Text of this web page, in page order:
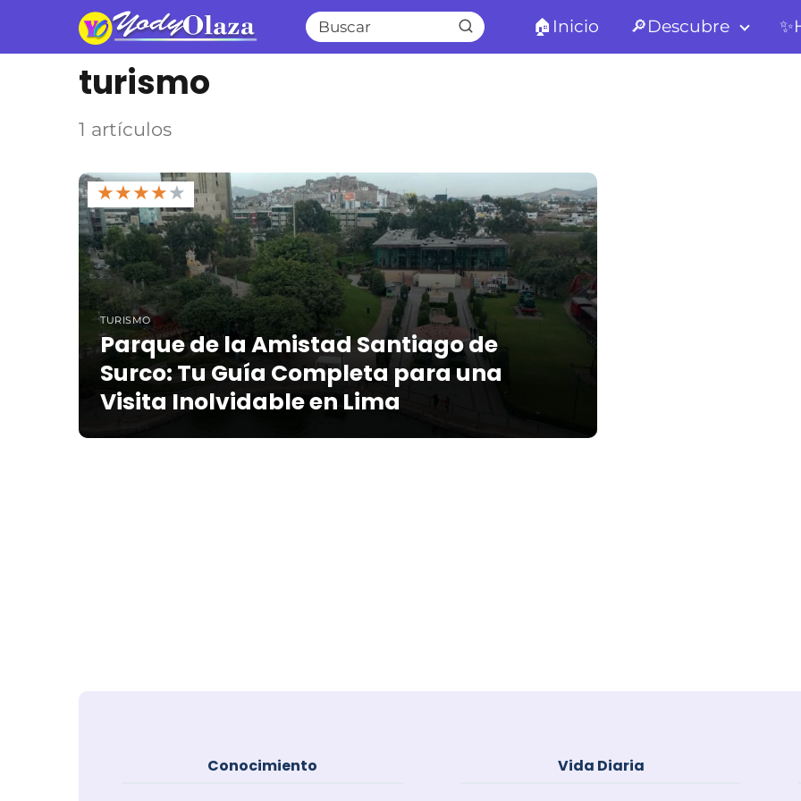
🏠Inicio 🔎Descubre
turismo
1 artículos
★★★★★
TURISMO
Parque de la Amistad Santiago de
Surco: Tu Guía Completa para una
Visita Inolvidable en Lima
Conocimiento Vida Diaria